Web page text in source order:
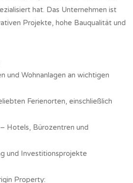
hat. Das Unternehmen ist
Projekte, hohe Bauqualität und
und Wohnanlagen an wichtigen
Ferienorten, einschließlich
Hotels, Bürozentren und
und Investitionsprojekte
Property: